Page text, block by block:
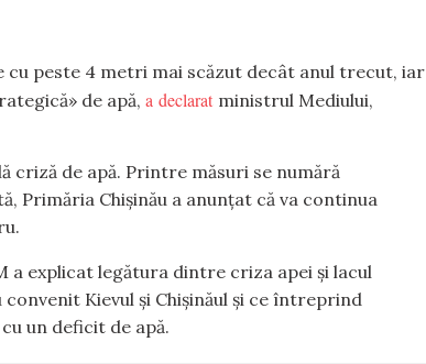
cu peste 4 metri mai scăzut decât anul trecut, iar
de apă, a declarat ministrul Mediului,
criză de apă. Printre măsuri se numără
Chișinău a anunțat că va continua
a explicat legătura dintre criza apei și lacul
Kievul și Chișinăul și ce întreprind
un deficit de apă.